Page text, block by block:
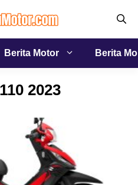
Berita Motor Berita
2023